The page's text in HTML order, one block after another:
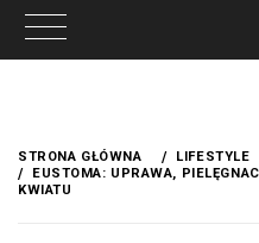
treści
STRONA GŁÓWNA
LIFESTYLE
EUSTOMA: UPRAWA,
KWIATU